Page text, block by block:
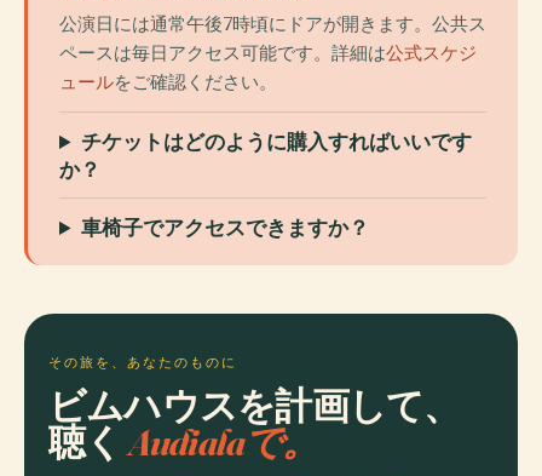
公演日には通常午後7時頃にドアが開きます。公共ス
ペースは毎日アクセス可能です。詳細は公式スケジ
ュールをご確認ください。
チケットはどのように購入すればいいです
か？
車椅子でアクセスできますか？
その旅を、あなたのものに
ビムハウスを計画して、
聴くAudialaで。